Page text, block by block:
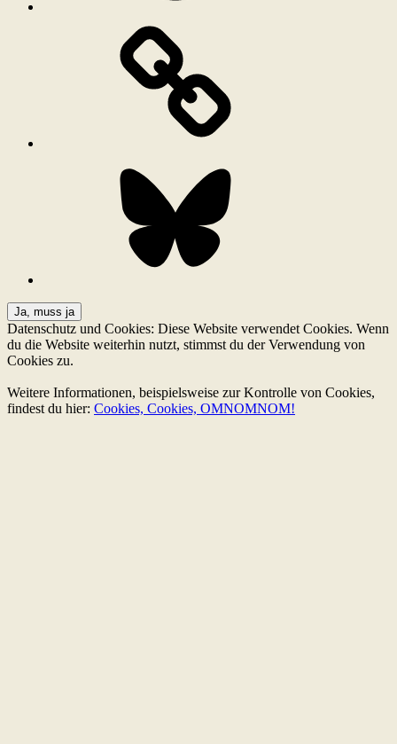
Datenschutz und Cookies: Diese Website verwendet Cookies. Wenn
du die Website weiterhin nutzt, stimmst du der Verwendung von
Cookies zu.
Weitere Informationen, beispielsweise zur Kontrolle von Cookies,
findest du hier: Cookies, Cookies, OMNOMNOM!